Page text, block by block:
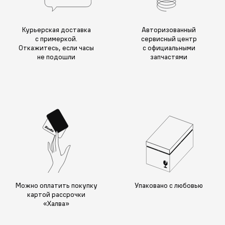
Курьерская доставка
с примеркой.
Откажитесь, если часы
не подошли
Авторизованный
сервисный центр
с официальными
запчастями
Можно оплатить покупку
картой рассрочки
«Халва»
Упаковано с любовью